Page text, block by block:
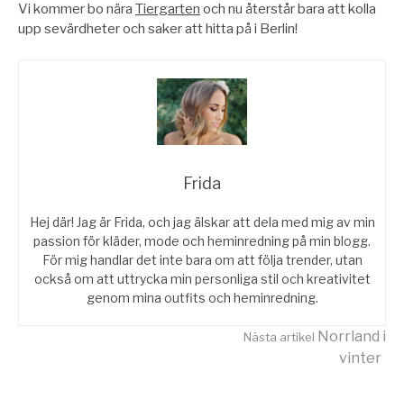
Vi kommer bo nära Tiergarten och nu återstår bara att kolla
upp sevärdheter och saker att hitta på i Berlin!
Frida
Hej där! Jag är Frida, och jag älskar att dela med mig av min
passion för kläder, mode och heminredning på min blogg.
För mig handlar det inte bara om att följa trender, utan
också om att uttrycka min personliga stil och kreativitet
genom mina outfits och heminredning.
Nästa artikel Norrland i
vinter